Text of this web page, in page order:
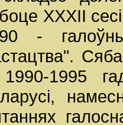
XXXII
-
1995